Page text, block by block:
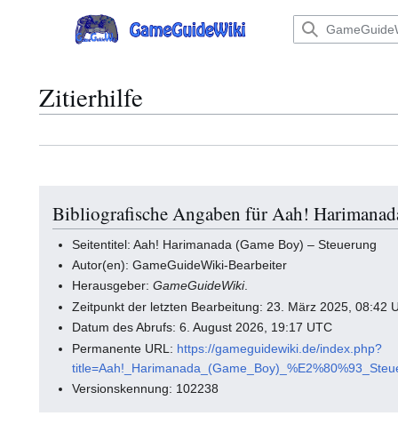
Hauptmenü
Zitierhilfe
Bibliografische Angaben für Aah!
Seitentitel: Aah! Harimanada (Game Boy) – Steuerung
Autor(en): GameGuideWiki-Bearbeiter
Herausgeber:GameGuideWiki.
Zeitpunkt der letzten Bearbeitung: 23. März 2025, 08:42
Datum des Abrufs: 6. August 2026, 19:17 UTC
Permanente URL: https://gameguidewiki.de/index.php?
Versionskennung: 102238